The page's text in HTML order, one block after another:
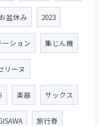
お盆休み 2023
ーション 集じん機
リーヌ
楽器 サックス
旅行券